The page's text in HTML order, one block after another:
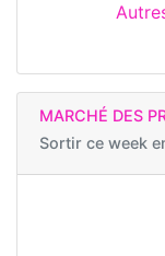
MARCHÉ DES
Sortir ce week